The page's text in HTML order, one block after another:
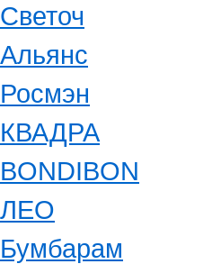
Светоч
Альянс
Росмэн
КВАДРА
BONDIBON
ЛЕО
Бумбарам